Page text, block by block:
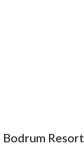
Resort